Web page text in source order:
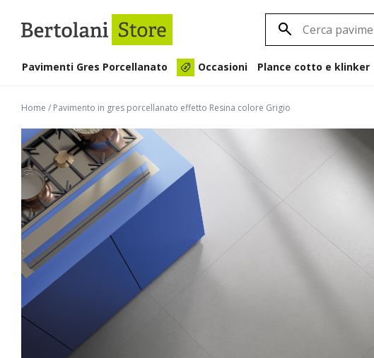
Pavimenti Gres Porcellanato Occasioni Plance cotto e klinker
Home / Pavimento in gres porcellanato effetto Resina colore Grigio